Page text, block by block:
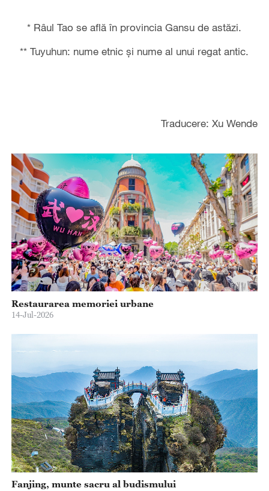
* Râul Tao se află în provincia Gansu de astăzi.
** Tuyuhun: nume etnic şi nume al unui regat antic.
Traducere: Xu Wende
Restaurarea memoriei urbane
14-Jul-2026
Fanjing, munte sacru al budismului